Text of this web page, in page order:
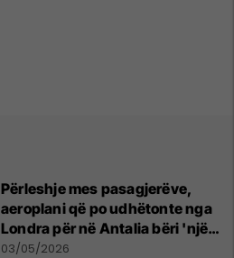
Përleshje mes pasagjerëve,
aeroplani që po udhëtonte nga
Londra për në Antalia bëri 'një
ulje emergjente' në Prishtinë
03/05/2026